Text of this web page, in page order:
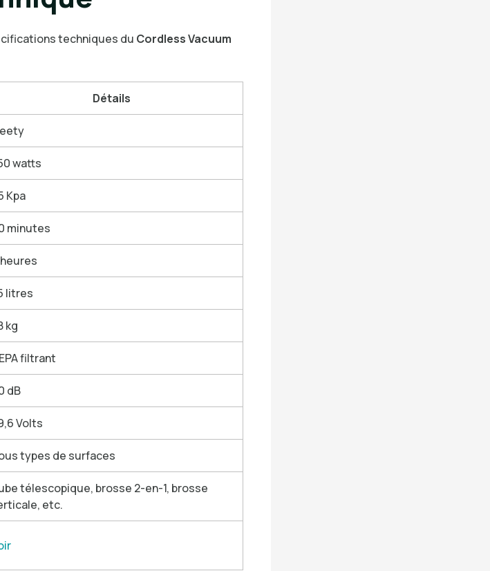
techniques du Cordless Vacuum
Détails
watts
Kpa
minutes
litres
kg
filtrant
dB
Volts
types de surfaces
télescopique, brosse 2-en-1, brosse
etc.